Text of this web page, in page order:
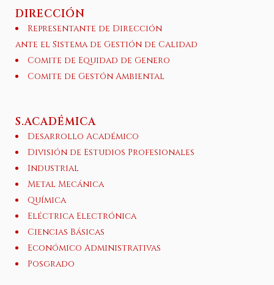
DIRECCIÓN
Representante de Dirección
ante el Sistema de Gestión de Calidad
Comite de Equidad de Genero
Comite de Gestón Ambiental
S.ACADÉMICA
Desarrollo Académico
División de Estudios Profesionales
Industrial
Metal Mecánica
Química
Eléctrica Electrónica
Ciencias Básicas
Económico Administrativas
Posgrado